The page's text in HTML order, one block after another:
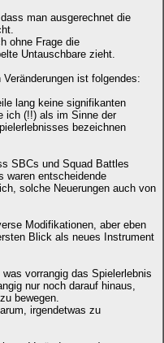
man ausgerechnet die
ohne Frage die
Untauschbare zieht.
ist folgendes:
lang keine signifikanten
ich (!!) als im Sinne der
bezeichnen
SBCs und Squad Battles
waren entscheidende
solche Neuerungen auch von
Modifikationen, aber eben
Blick als neues Instrument
vorrangig das Spielerlebnis
nur noch darauf hinaus,
bewegen.
irgendetwas zu